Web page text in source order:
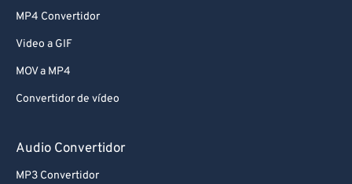
MP4 Convertidor
Video a GIF
MOV a MP4
Convertidor de vídeo
Audio Convertidor
MP3 Convertidor